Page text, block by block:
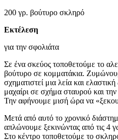
200 γρ. βούτυρο σκληρό
Εκτέλεση
για την σφολιάτα
Σε ένα σκεύος τοποθετούμε το
βούτυρο σε κομματάκια.
σχηματιστεί μια λεία και
μαχαίρι σε σχήμα σταυρού και
Την αφήνουμε μισή ώρα να
Μετά από αυτό το χρονικό
απλώνουμε ξεκινώντας από τις 4
Στο κέντρο τοποθετούμε το